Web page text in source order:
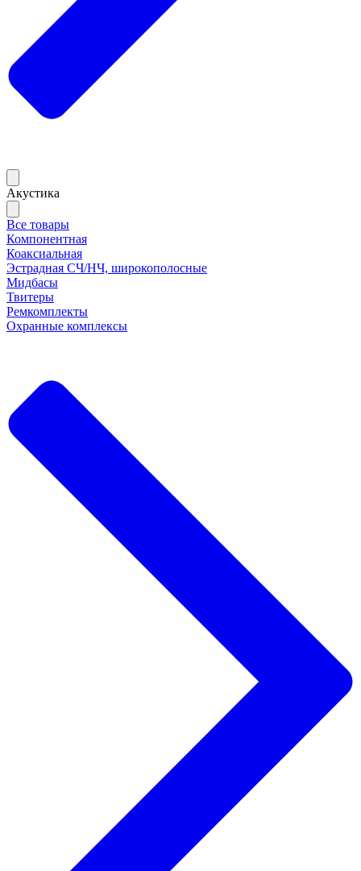
Акустика
Все товары
Компонентная
Коаксиальная
Эстрадная СЧ/НЧ, широкополосные
Мидбасы
Твитеры
Ремкомплекты
Охранные комплексы